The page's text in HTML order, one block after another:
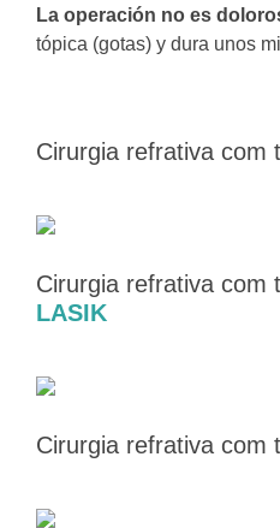
La operación no es
tópica (gotas) y dura unos
Cirurgia refrativa com
Cirurgia refrativa com
LASIK
Cirurgia refrativa com